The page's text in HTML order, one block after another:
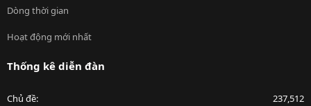
Dòng thời gian
Hoạt động mới nhất
Thống kê diễn đàn
Chủ đề 237,512